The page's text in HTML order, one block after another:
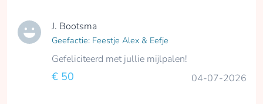
J. Bootsma
Geefactie: Feestje Alex & Eefje
Gefeliciteerd met jullie mijlpalen!
€ 50 04-07-2026